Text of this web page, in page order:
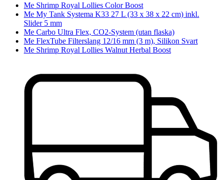
Me Shrimp Royal Lollies Color Boost
Me My Tank Systema K33 27 L (33 x 38 x 22 cm) inkl.
Slider 5 mm
Me Carbo Ultra Flex, CO2-System (utan flaska)
Me FlexTube Filterslang 12/16 mm (3 m), Silikon Svart
Me Shrimp Royal Lollies Walnut Herbal Boost